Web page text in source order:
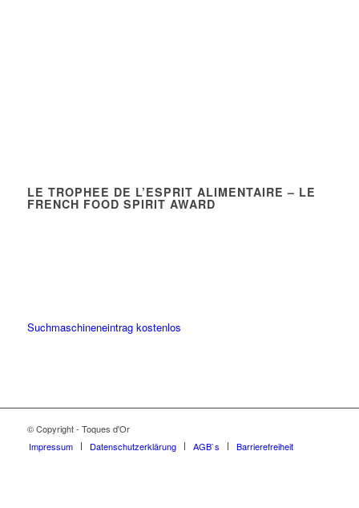
LE TROPHEE DE L’ESPRIT ALIMENTAIRE – LE
FRENCH FOOD SPIRIT AWARD
Suchmaschineneintrag kostenlos
© Copyright - Toques d'Or
Impressum
Datenschutzerklärung AGB`s Barrierefreiheit